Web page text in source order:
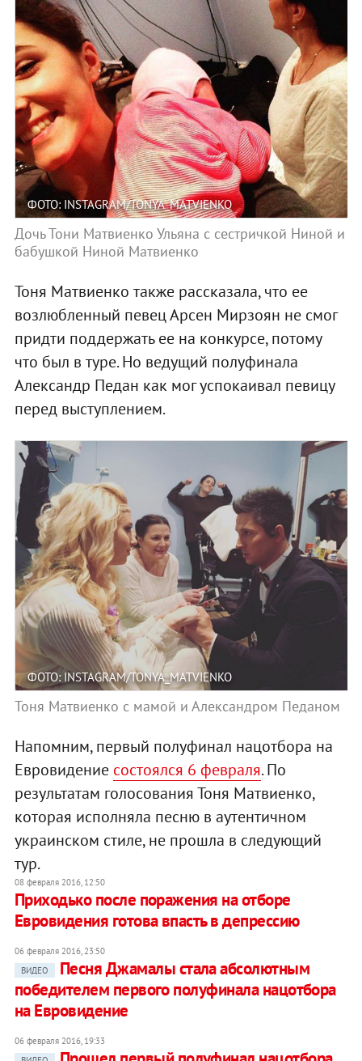
ФОТО: INSTAGRAM/TONYA_MATVIENKO
Дочь Тони Матвиенко Ульяна с сестричкой Ниной и
бабушкой Ниной Матвиенко
Тоня Матвиенко также рассказала, что ее
возлюбленный певец Арсен Мирзоян не смог
придти поддержать ее на конкурсе, потому
что был в туре. Но ведущий полуфинала
Александр Педан как мог успокаивал певицу
перед выступлением.
ФОТО: INSTAGRAM/TONYA_MATVIENKO
Тоня Матвиенко с мамой и Александром Педаном
Напомним, первый полуфинал нацотбора на
Евровидение состоялся 6 февраля. По
результатам голосования Тоня Матвиенко,
которая исполняла песню в аутентичном
украинском стиле, не прошла в следующий
тур.
08 февраля 2016, 12:50
Приходько после поражения на отборе
Евровидения готова впасть в депрессию
06 февраля 2016, 23:50
ВИДЕО
Песня Джамалы стала абсолютным
победителем первого полуфинала нацотбора
на Евровидение
06 февраля 2016, 19:33